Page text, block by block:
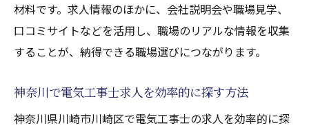
材料です。求人情報のほかに、会社説明会や職場見学、
口コミサイトなどを活用し、職場のリアルな情報を収集
することが、納得できる職場選びにつながります。
神奈川で電気工事士求人を効率的に探す方法
神奈川県川崎市川崎区で電気工事士の求人を効率的に探